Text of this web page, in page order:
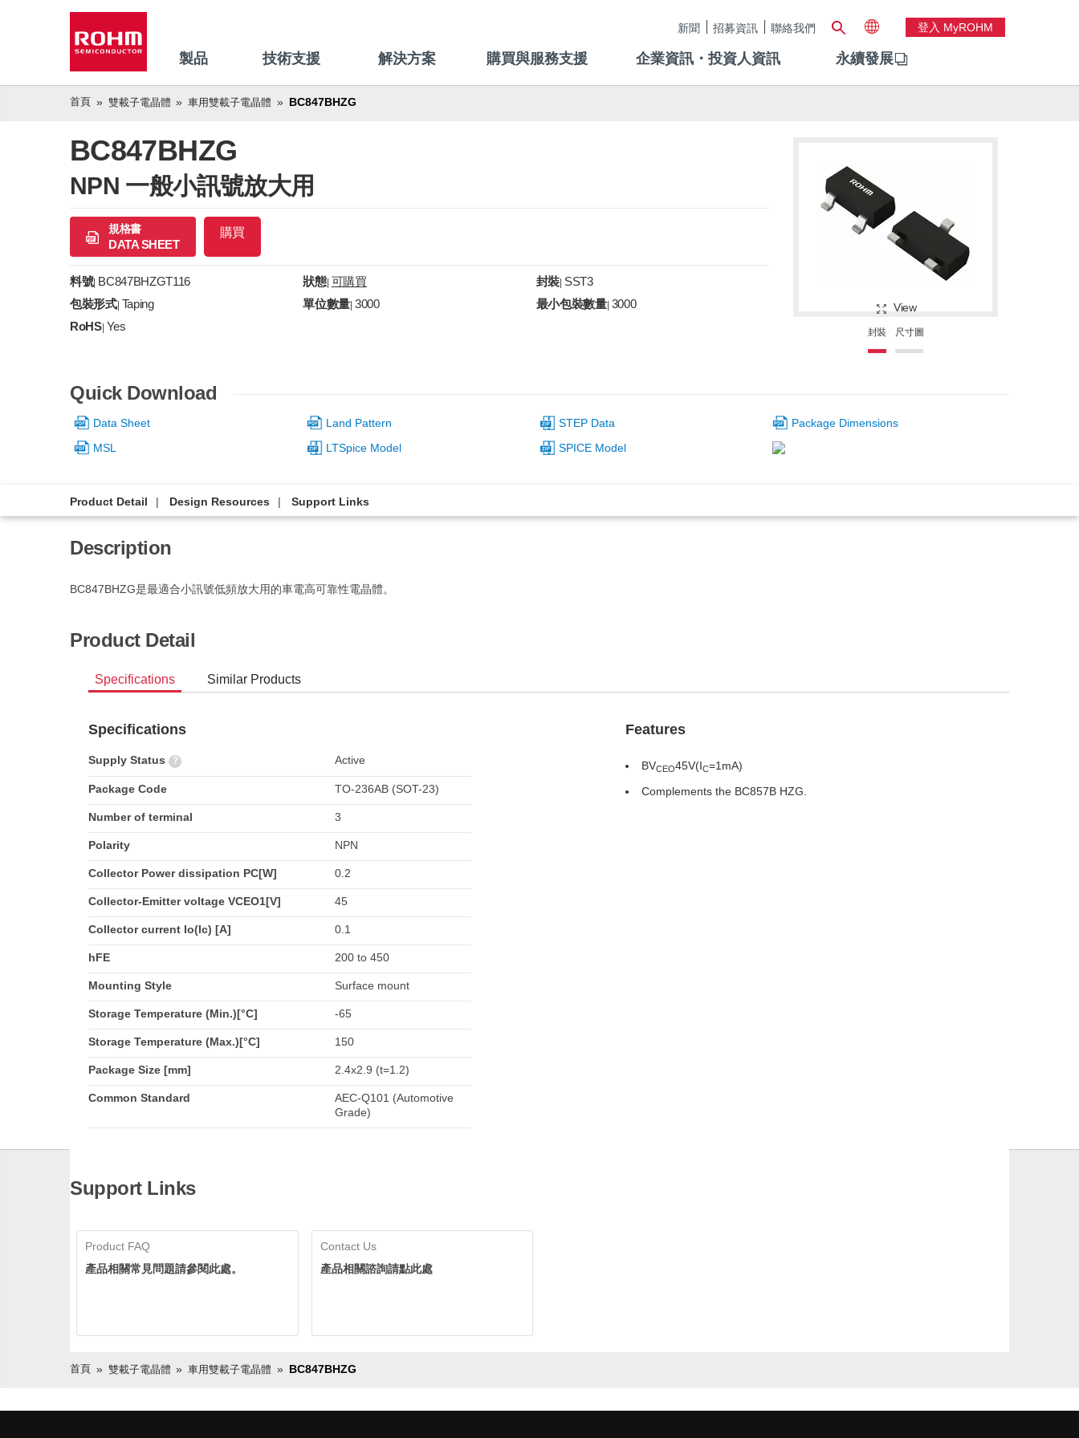
新聞 招募資訊 聯絡我們 登入 MyROHM
製品 技術支援 解決方案 購買與服務支援 企業資訊・投資人資訊 永續發展
首頁 雙載子電晶體 車用雙載子電晶體 BC847BHZG
BC847BHZG
NPN 一般小訊號放大用
規格書
DATA SHEET
購買
料號| BC847BHZGT116 狀態| 可購買 封裝 SST3
包裝形式| Taping 單位數量 |3000 最小包裝數量| 3000
RoHS| Yes
View
封裝 尺寸圖
Quick Download
Data Sheet Land Pattern STEP Data
Package Dimensions
MSL
LTSpice Model SPICE Model
Product Detail Design Resources Support Links
Description
BC847BHZG是最適合小訊號低頻放大用的車電高可靠性電晶體。
Product Detail
Specifications Similar Products
Specifications
Supply Status ? Active
Package Code TO-236AB (SOT-23)
Number of terminal 3
Polarity NPN
Collector Power dissipation PC[W] 0.2
Collector-Emitter voltage VCEO1[V] 45
Collector current Io(Ic) [A] 0.1
hFE 200 to 450
Mounting Style Surface mount
Storage Temperature (Min.)[°C] -65
Storage Temperature (Max.)[°C] 150
Package Size [mm] 2.4x2.9 (t=1.2)
Common Standard
AEC-Q101 (Automotive
Grade)
Features
BVCEO45V(IC=1mA)
Complements the BC857B HZG.
Support Links
Product FAQ
產品相關常見問題請參閱此處。
Contact Us
產品相關諮詢請點此處
首頁 雙載子電晶體 車用雙載子電晶體 BC847BHZG